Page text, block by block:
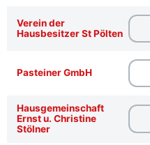
Verein der
Hausbesitzer St Pölten
Pasteiner GmbH
Hausgemeinschaft
Ernst u. Christine
Stölner